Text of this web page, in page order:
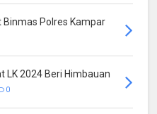
Binmas Polres Kampar
LK 2024 Beri Himbauan
0